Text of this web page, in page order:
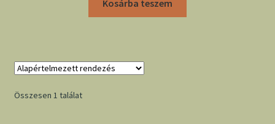
Kosárba teszem
Összesen 1 találat